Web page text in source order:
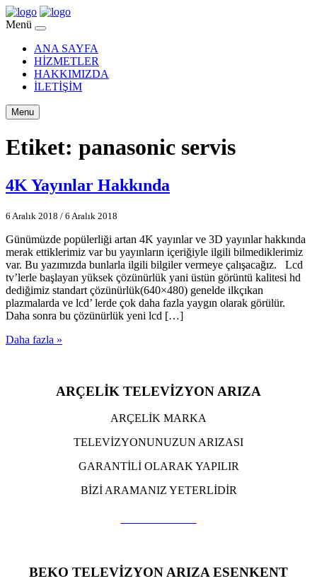
Menü
ANA SAYFA
HİZMETLER
HAKKIMIZDA
İLETİŞİM
Menu
Etiket: panasonic servis
4K Yayınlar Hakkında
6 Aralık 2018 / 6 Aralık 2018
Günümüzde popülerliği artan 4K yayınlar ve 3D yayınlar hakkında
merak ettiklerimiz var bu yayınların içeriğiyle ilgili bilmediklerimiz
var. Bu yazımızda bunlarla ilgili bilgiler vermeye çalışacağız. Lcd
tv’lerle başlayan yüksek çözünürlük yani üstün görüntü kalitesi hd
dediğimiz standart çözünürlük(640×480) genelde ilkçıkan
plazmalarda ve lcd’ lerde çok daha fazla yaygın olarak görülür.
Daha sonra bu çözünürlük yeni lcd […]
Daha fazla »
ARÇELİK TELEVİZYON ARIZA
ARÇELİK MARKA
TELEVİZYONUNUZUN ARIZASI
GARANTİLİ OLARAK YAPILIR
BİZİ ARAMANIZ YETERLİDİR
BEKO TELEVİZYON ARIZA ESENKENT